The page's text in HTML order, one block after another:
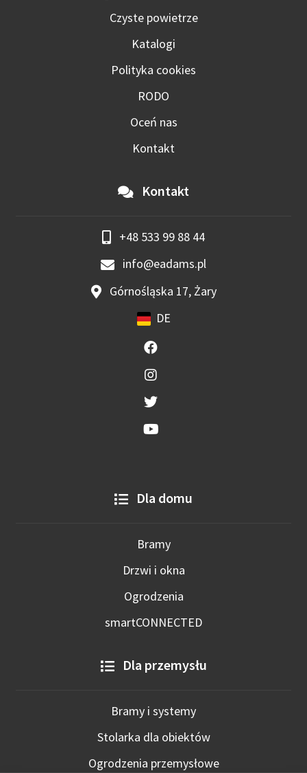
Czyste powietrze
Katalogi
Polityka cookies
RODO
Oceń nas
Kontakt
Kontakt
+48 533 99 88 44
info@eadams.pl
Górnośląska 17, Żary
DE
Dla domu
Bramy
Drzwi i okna
Ogrodzenia
smartCONNECTED
Dla przemysłu
Bramy i systemy
Stolarka dla obiektów
Ogrodzenia przemysłowe